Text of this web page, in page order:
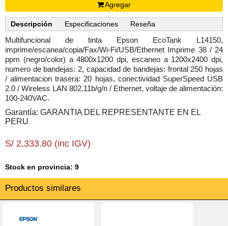
Agregar
Descripción Especificaciones Reseña
Multifuncional de tinta Epson EcoTank L14150,
imprime/escanea/copia/Fax/Wi-Fi/USB/Ethernet Imprime 38 / 24
ppm (negro/color) a 4800x1200 dpi, escaneo a 1200x2400 dpi,
numero de bandejas: 2, capacidad de bandejas: frontal 250 hojas
/ alimentacion trasera: 20 hojas, conectividad SuperSpeed USB
2.0 / Wireless LAN 802.11b/g/n / Ethernet, voltaje de alimentación:
100-240VAC.
Garantía: GARANTIA DEL REPRESENTANTE EN EL
PERU
S/ 2,333.80 (inc IGV)
Stock en provincia: 9
Productos similares